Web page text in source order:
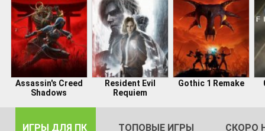
Assassin's Creed
Shadows
Resident Evil
Requiem
Gothic 1 Remake
ИГРЫ ДЛЯ ПК ТОПОВЫЕ ИГРЫ СКОРО